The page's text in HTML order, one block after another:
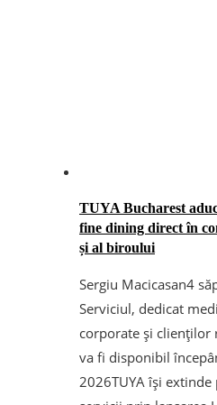
TUYA Bucharest
fine dining direct în
și al biroului
Sergiu Macicasan4
Serviciul, dedicat
corporate și clienților
va fi disponibil
2026TUYA își